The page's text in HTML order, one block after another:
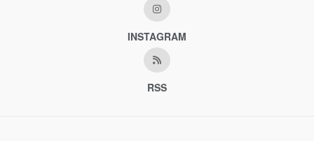
INSTAGRAM
RSS